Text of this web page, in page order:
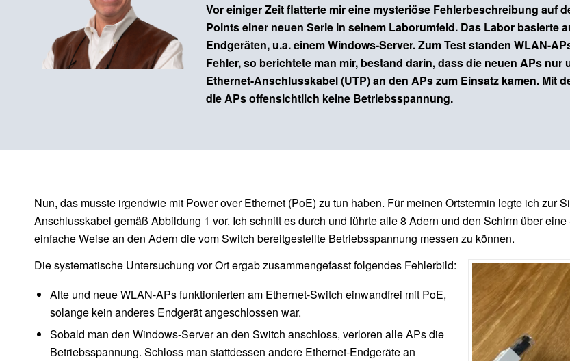
Vor einiger Zeit flatterte mir eine mysteriöse Fehlerbeschreibung auf
Points einer neuen Serie in seinem Laborumfeld. Das Labor basierte
Endgeräten, u.a. einem Windows-Server. Zum Test standen WLAN-
Fehler, so berichtete man mir, bestand darin, dass die neuen APs
Ethernet-Anschlusskabel (UTP) an den APs zum Einsatz kamen. Mit
die APs offensichtlich keine Betriebsspannung.
Nun, das musste irgendwie mit Power over Ethernet (PoE) zu tun haben. Für meinen Ortstermin legte ich zur
Anschlusskabel gemäß Abbildung 1 vor. Ich schnitt es durch und führte alle 8 Adern und den Schirm über
einfache Weise an den Adern die vom Switch bereitgestellte Betriebsspannung messen zu können.
Die systematische Untersuchung vor Ort ergab zusammengefasst folgendes Fehlerbild:
Alte und neue WLAN-APs funktionierten am Ethernet-Switch einwandfrei mit PoE,
solange kein anderes Endgerät angeschlossen war.
Sobald man den Windows-Server an den Switch anschloss, verloren alle APs die
Betriebsspannung. Schloss man stattdessen andere Ethernet-Endgeräte an